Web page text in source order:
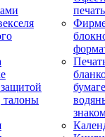
талоны
печать